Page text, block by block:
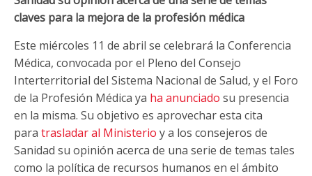
claves para la mejora de la profesión médica
Este miércoles 11 de abril se celebrará la Conferencia
Médica, convocada por el Pleno del Consejo
Interterritorial del Sistema Nacional de Salud, y el Foro
de la Profesión Médica ya ha anunciado su presencia
en la misma. Su objetivo es aprovechar esta cita
para trasladar al Ministerio y a los consejeros de
Sanidad su opinión acerca de una serie de temas tales
como la política de recursos humanos en el ámbito